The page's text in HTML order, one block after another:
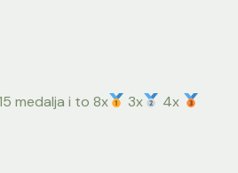
medalja i to 8x
3x
4x